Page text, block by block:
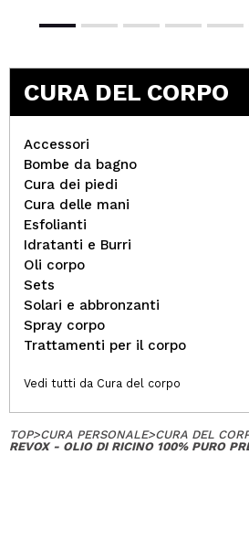
CURA DEL CORPO
Accessori
Bombe da bagno
Cura dei piedi
Cura delle mani
Esfolianti
Idratanti e Burri
Oli corpo
Sets
Solari e abbronzanti
Spray corpo
Trattamenti per il corpo
Vedi tutti da Cura del corpo
TOP>CURA PERSONALE>CURA DEL
REVOX - OLIO DI RICINO 100% PURO